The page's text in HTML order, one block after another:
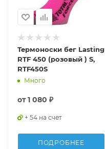
Термоноски бег Lasting
RTF 450 (розовый ) S,
RTF450S
Много
от1 080 ₽
+ 54 на счет
ПОДРОБНЕЕ